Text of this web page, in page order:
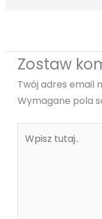
Zostaw
Twój adres email
Wymagane pola
tutaj..